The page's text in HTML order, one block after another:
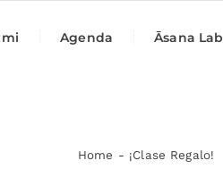
Agenda Āsana Lab
Home - ¡Clase Regalo!